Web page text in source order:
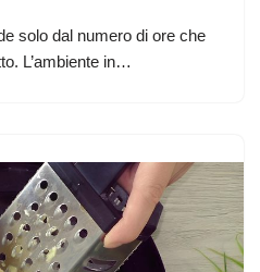
solo dal numero di ore che
L’ambiente in…